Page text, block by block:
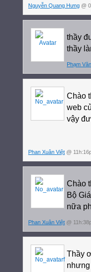
Nguyễn Quang Hưng @
thầy
thầy
Phạm
Chào
web
vậy
Phan Xuân Việt @
Chào
Bộ
nữa
Phan Xuân Việt @
Thầy